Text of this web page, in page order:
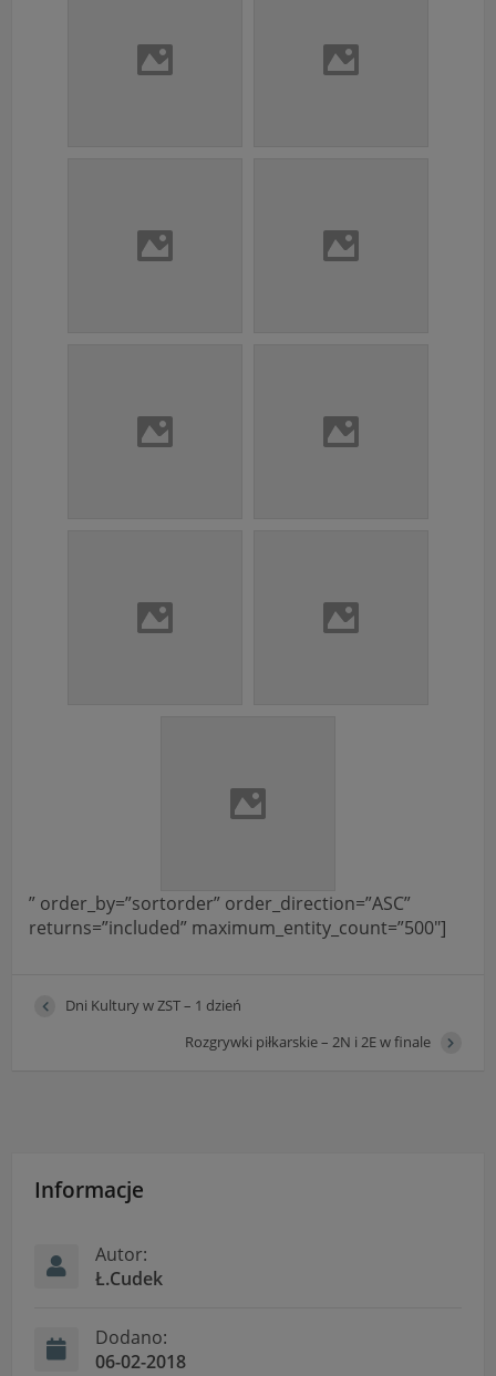
” order_by=”sortorder” order_direction=”ASC”
returns=”included” maximum_entity_count=”500″]
Dni Kultury w ZST – 1 dzień
Rozgrywki piłkarskie – 2N i 2E w finale
Informacje
Autor:
Ł.Cudek
Dodano:
06-02-2018